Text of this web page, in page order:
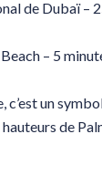
de Dubaï –
– 5
c’est un
de